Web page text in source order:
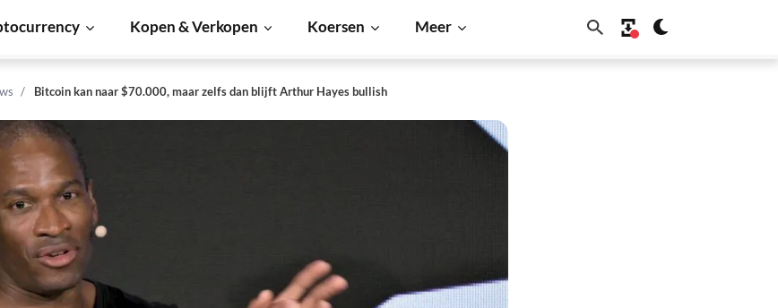
Kopen & Verkopen Koersen Meer
Bitcoin kan naar $70.000, maar zelfs dan blijft Arthur Hayes bullish